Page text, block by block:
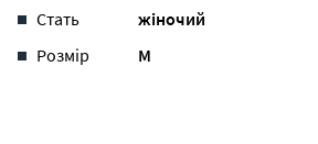
Стать
жіночий
Розмір
M